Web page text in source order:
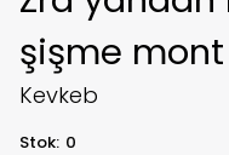
şişme mont
Kevkeb
Stok: 0